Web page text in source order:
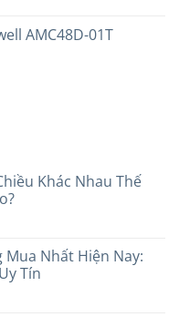
AMC48D-01T
Khác Nhau Thế
Nhất Hiện Nay:
Tín